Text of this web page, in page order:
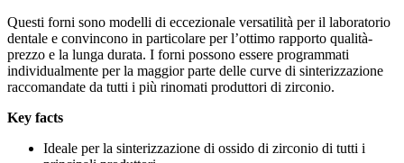
Questi forni sono modelli di eccezionale versatilità per il laboratorio
dentale e convincono in particolare per l’ottimo rapporto qualità-
prezzo e la lunga durata. I forni possono essere programmati
individualmente per la maggior parte delle curve di sinterizzazione
raccomandate da tutti i più rinomati produttori di zirconio.
Key facts
Ideale per la sinterizzazione di ossido di zirconio di tutti i